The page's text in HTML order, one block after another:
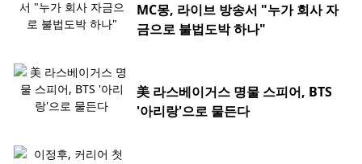
MC몽, 라이브 방송서 "누가 회사 자
금으로 불법도박 하나"
美 라스베이거스 명물 스피어, BTS
'아리랑'으로 물든다